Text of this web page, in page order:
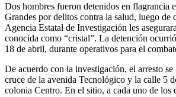
Dos hombres fueron detenidos en flagrancia
Grandes por delitos contra la salud, luego de
Agencia Estatal de Investigación les
conocida como “cristal”. La detención
18 de abril, durante operativos para el
De acuerdo con la investigación, el arresto
cruce de la avenida Tecnológico y la calle 5
colonia Centro. En el sitio, a cada uno de los